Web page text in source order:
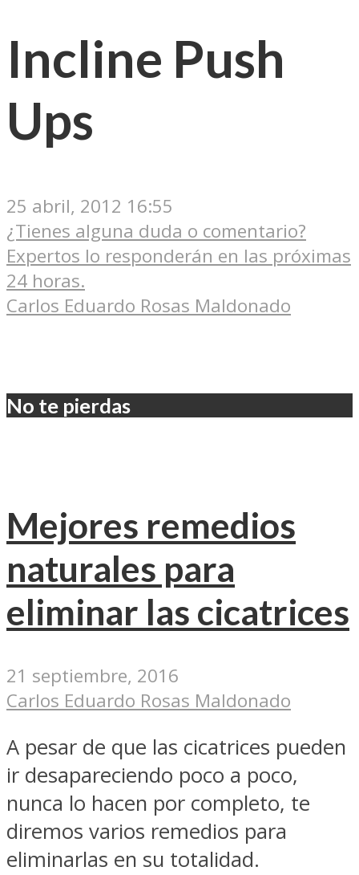
Incline Push
Ups
25 abril, 2012 16:55
¿Tienes alguna duda o comentario?
Expertos lo responderán en las próximas
24 horas.
Carlos Eduardo Rosas Maldonado
No te pierdas
Mejores remedios
naturales para
eliminar las cicatrices
21 septiembre, 2016
Carlos Eduardo Rosas Maldonado
A pesar de que las cicatrices pueden
ir desapareciendo poco a poco,
nunca lo hacen por completo, te
diremos varios remedios para
eliminarlas en su totalidad.